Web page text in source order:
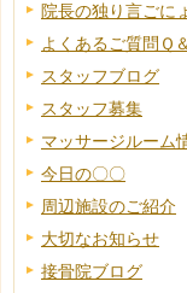
院長の独り言ごに
よくあるご質問Ｑ
スタッフブログ
スタッフ募集
マッサージルーム
今日の〇〇
周辺施設のご紹介
大切なお知らせ
接骨院ブログ